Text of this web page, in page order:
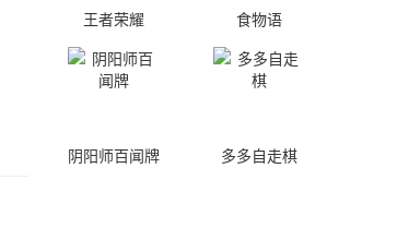
王者荣耀 食物语
阴阳师百闻牌 多多自走棋